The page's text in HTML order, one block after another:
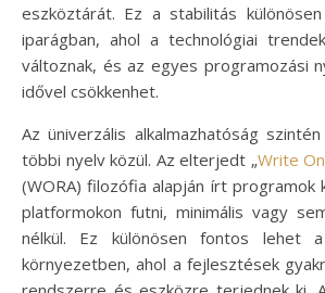
eszköztárát. Ez a stabilitás
iparágban, ahol a technológiai
változnak, és az egyes programozási
idővel csökkenhet.
Az üniverzális alkalmazhatóság
többi nyelv közül. Az elterjedt „Write
(WORA) filozófia alapján írt programok
platformokon futni, minimális vagy
nélkül. Ez különösen fontos lehet
környezetben, ahol a fejlesztések